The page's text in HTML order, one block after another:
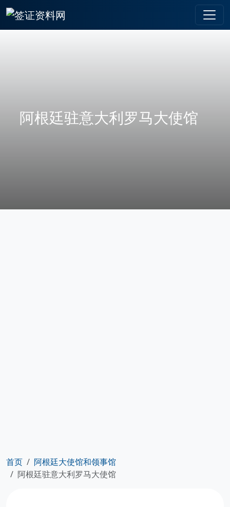
阿根廷驻意大利罗马大使馆
首页
阿根廷大使馆和领事馆
阿根廷驻意大利罗马大使馆